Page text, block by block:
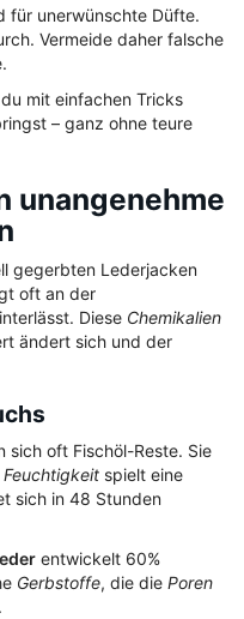
für unerwünschte Düfte.
Vermeide daher falsche
mit einfachen Tricks
– ganz ohne teure
unangenehme
gegerbten Lederjacken
oft an der
Diese Chemikalien
ändert sich und der
sich oft Fischöl-Reste. Sie
Feuchtigkeit spielt eine
sich in 48 Stunden
entwickelt 60%
Gerbstoffe, die die Poren